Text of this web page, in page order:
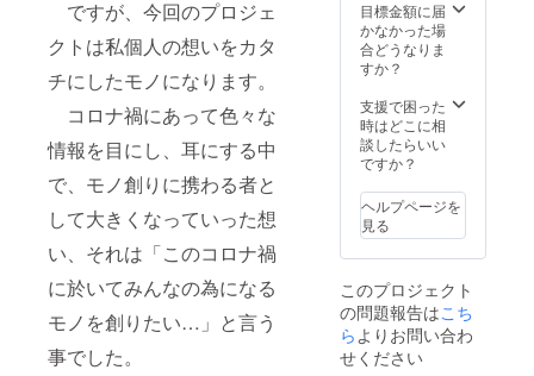
ですが、今回のプロジェ
クトは私個人の想いをカタ
チにしたモノになります。
コロナ禍にあって色々な
情報を目にし、耳にする中
で、モノ創りに携わる者と
して大きくなっていった想
い、それは「このコロナ禍
に於いてみんなの為になる
モノを創りたい…」と言う
事でした。
ジェク
ト公開
後、同
内容で
UPした
リター
ンが追
加され
性があ
りま
す。
目標金額に届
かなかった場
合どうなりま
すか？
支援で困った
時はどこに相
談したらいい
ですか？
ヘルプページを
見る
このプロジェクト
の問題報告はこち
ら よりお問い合わ
せください